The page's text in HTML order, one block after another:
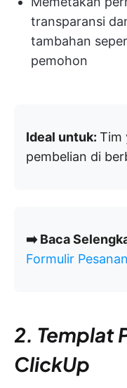
transparansi
tambahan
pemohon
Ideal untuk: Tim
pembelian di
➡️ Baca
Formulir
2. Templat
ClickUp